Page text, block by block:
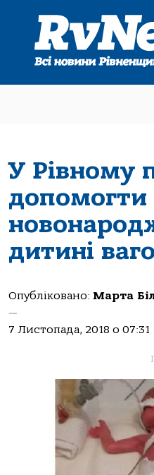
У Рівному
дитині
Опубліковано: Марта
—
7 Листопада, 2018 о 07:31